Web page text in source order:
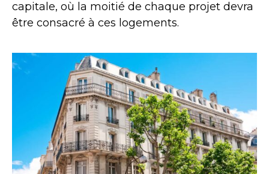
capitale, où la moitié de chaque projet devra
être consacré à ces logements.